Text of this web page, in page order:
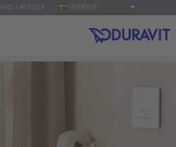
FIND A RETAILER SVERIGE